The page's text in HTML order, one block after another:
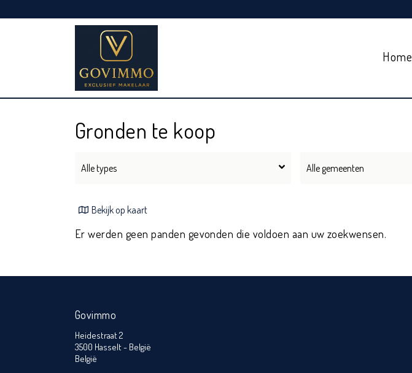
Home
Gronden te koop
Alle types Alle gemeenten
Bekijk op kaart
Er werden geen panden gevonden die voldoen aan uw zoekwensen.
Govimmo
Heidestraat 2
3500 Hasselt - België
België